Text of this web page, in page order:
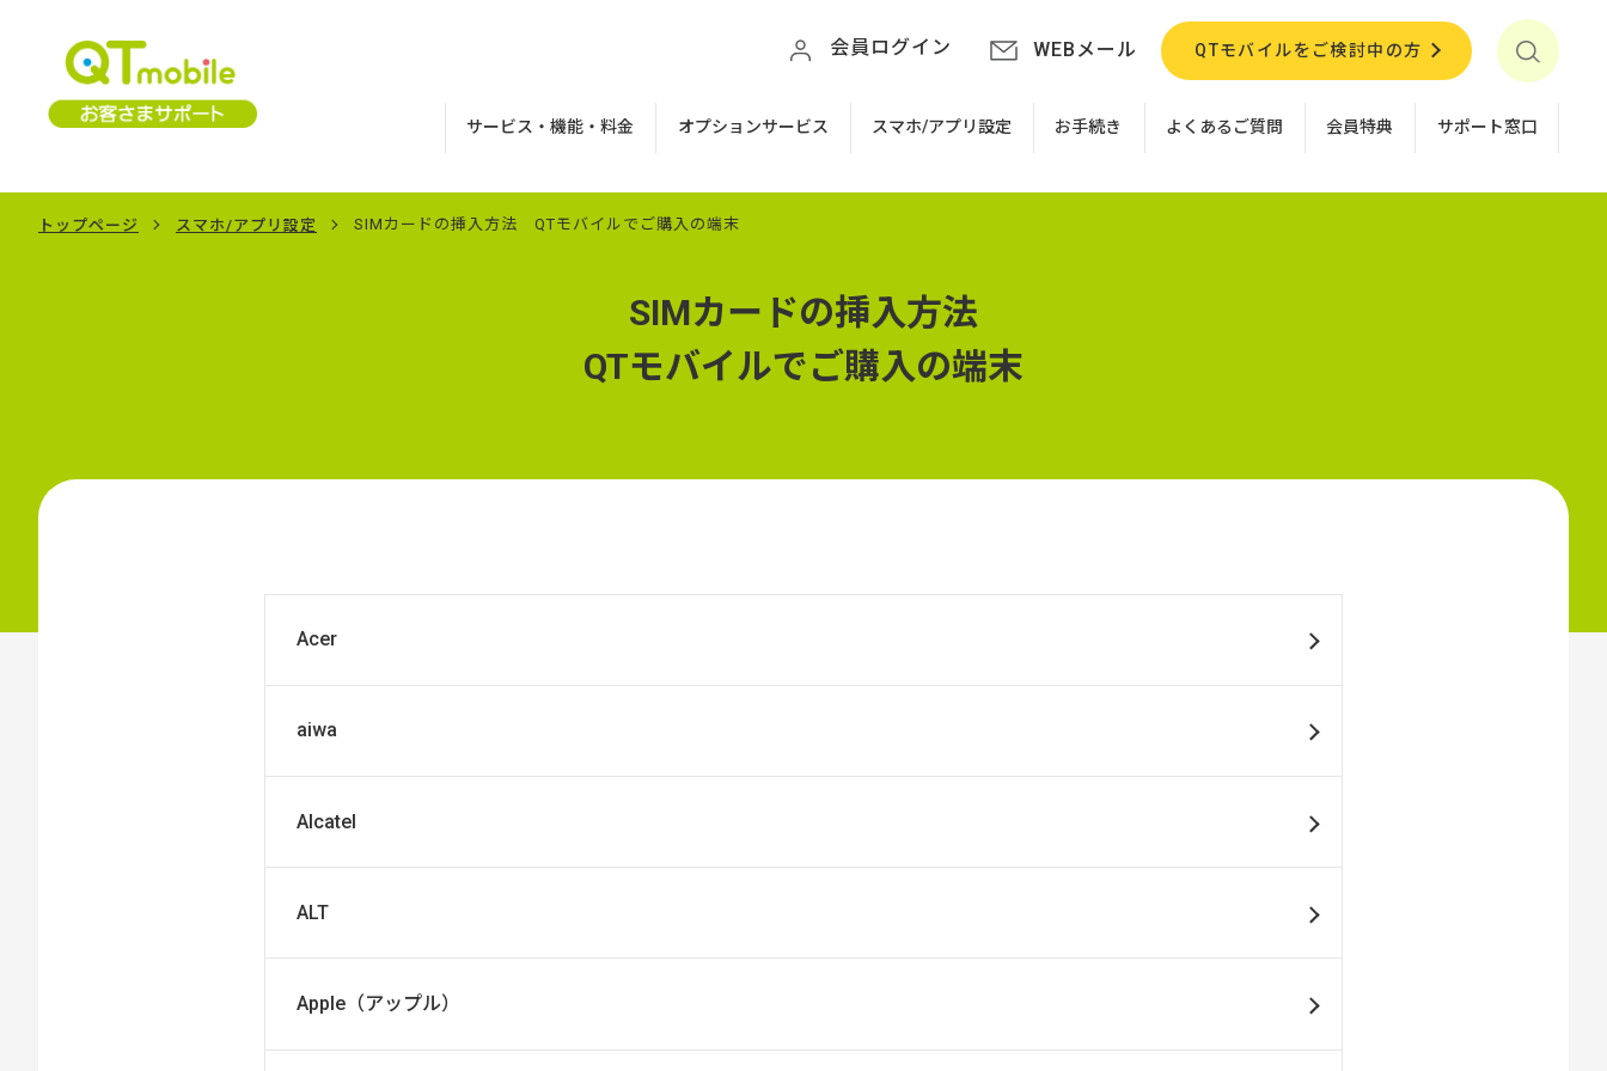
会員ログイン WEBメール QTモバイルをご検討中の方
サービス・機能・料金 オプションサービス スマホ/アプリ設定 お手続き よくあるご質問 会員特典 サポート窓口
トップページ スマホ/アプリ設定 SIMカードの挿入方法 QTモバイルでご購入の端末
SIMカードの挿入方法
QTモバイルでご購入の端末
Acer
aiwa
Alcatel
ALT
Apple（アップル）